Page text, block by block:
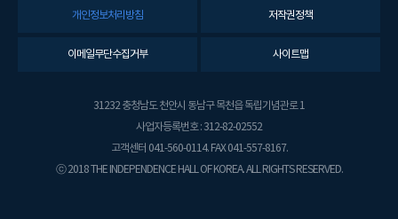
개인정보처리방침 저작권정책
이메일무단수집거부 사이트맵
31232 충청남도 천안시 동남구 목천읍 독립기념관로 1
사업자등록번호 : 312-82-02552
고객센터 041-560-0114. FAX 041-557-8167.
ⓒ 2018 THE INDEPENDENCE HALL OF KOREA. ALL RIGHTS RESERVED.